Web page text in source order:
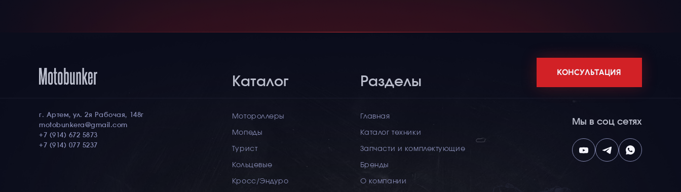
г. Артем, ул. 2я Рабочая, 148г
motobunkera@gmail.com
+7 (914) 672 5873
+7 (914) 077 5237
Каталог
Мотороллеры
Мопеды
Турист
Кольцевые
Кросс/Эндуро
Разделы
Главная
Каталог техники
Запчасти и комплектующие
Бренды
О компании
КОНСУЛЬТАЦИЯ
Мы в соц сетях